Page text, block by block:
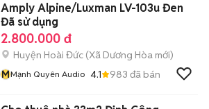
Amply Alpine/Luxman LV-103u Đen
Đã sử dụng
2.800.000 đ
Huyện Hoài Đức (Xã Dương Hòa mới)
MMạnh Quyên Audio 4.1 983 đã bán